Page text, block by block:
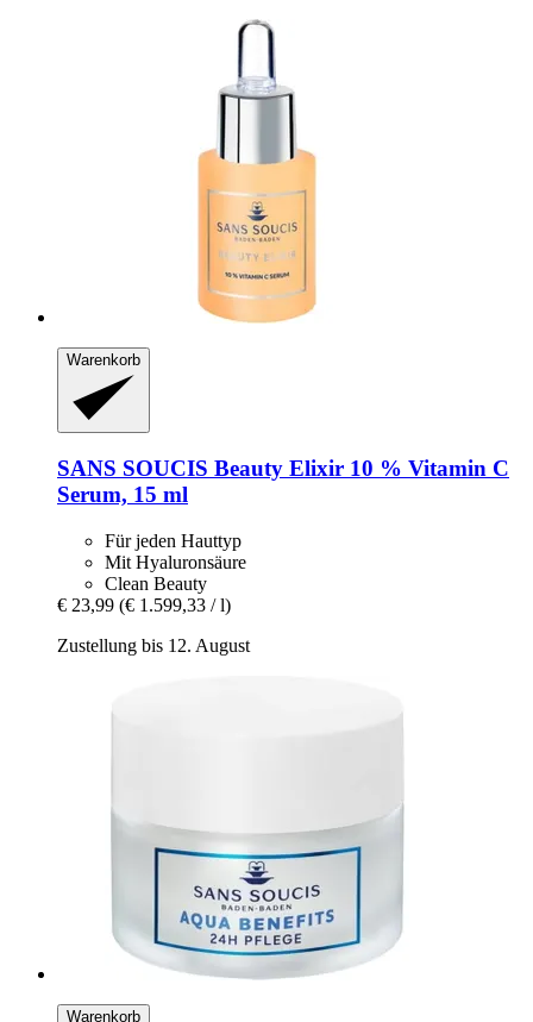
Warenkorb
SANS SOUCIS Beauty Elixir 10 % Vitamin C
Serum, 15 ml
Für jeden Hauttyp
Mit Hyaluronsäure
Clean Beauty
€ 23,99 (€ 1.599,33 / l)
Zustellung bis 12. August
Warenkorb